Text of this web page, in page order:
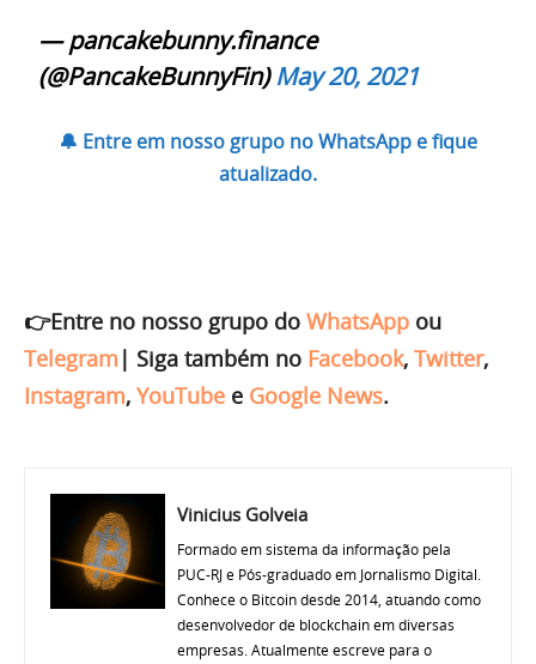
— pancakebunny.finance
(@PancakeBunnyFin)May 20, 2021
🔔 Entre em nosso grupo no WhatsApp e fique
atualizado.
👉Entre no nosso grupo do WhatsApp ou
Telegram | Siga também no Facebook, Twitter,
Instagram, YouTube e Google News.
Vinicius Golveia
Formado em sistema da informação pela
PUC-RJ e Pós-graduado em Jornalismo Digital.
Conhece o Bitcoin desde 2014, atuando como
desenvolvedor de blockchain em diversas
empresas. Atualmente escreve para o